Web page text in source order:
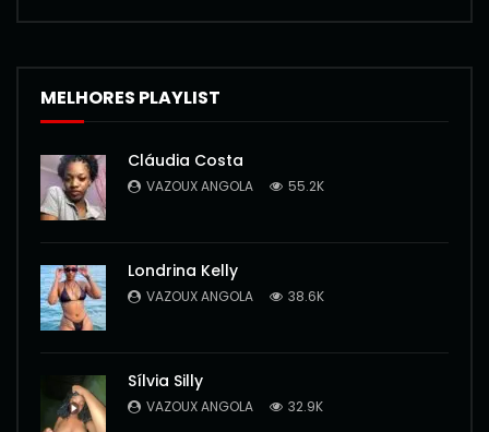
MELHORES PLAYLIST
Cláudia Costa
VAZOUX ANGOLA 55.2K
Londrina Kelly
VAZOUX ANGOLA 38.6K
Sílvia Silly
VAZOUX ANGOLA 32.9K